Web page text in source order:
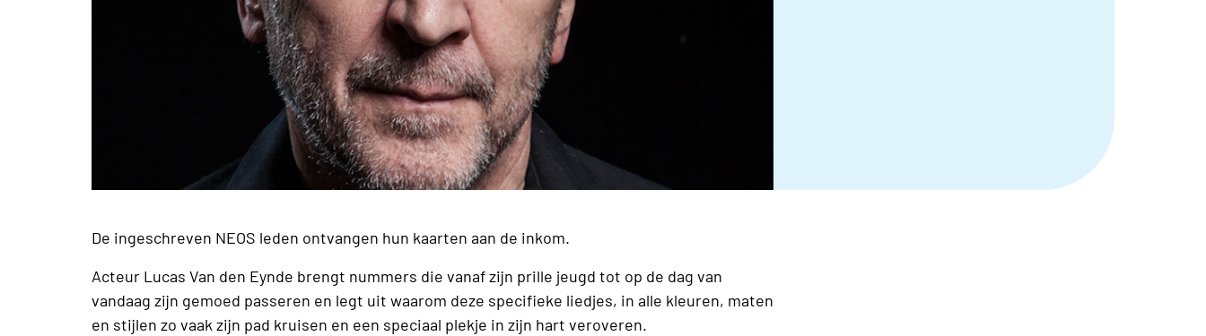
De ingeschreven NEOS leden ontvangen hun kaarten aan de inkom.
Acteur Lucas Van den Eynde brengt nummers die vanaf zijn prille jeugd tot op de dag van
vandaag zijn gemoed passeren en legt uit waarom deze specifieke liedjes, in alle kleuren, maten
en stijlen zo vaak zijn pad kruisen en een speciaal plekje in zijn hart veroveren.